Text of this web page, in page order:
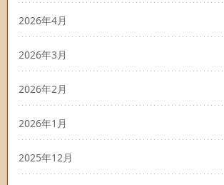
2026年4月
2026年3月
2026年2月
2026年1月
2025年12月